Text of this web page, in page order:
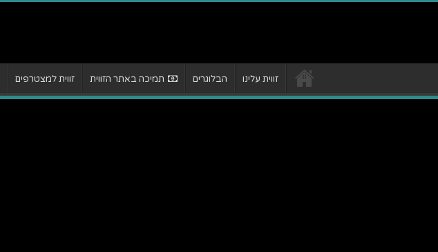
זווית עלינו הבלוגרים תמיכה באתר הזווית זווית למצטרפים